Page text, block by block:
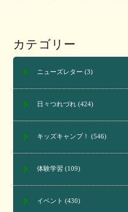
カテゴリー
ニューズレター (3)
日々つれづれ(424)
キッズキャンプ！ (546)
体験学習 (109)
イベント (430)